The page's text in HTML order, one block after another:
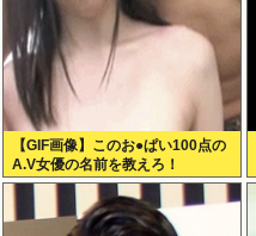
【GIF画像】このお●ぱい100点の
A.V女優の名前を教えろ！